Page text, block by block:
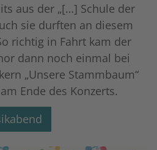
aus der „[…] Schule der
sie durften an diesem
richtig in Fahrt kam der
dann noch einmal bei
„Unsere Stammbaum“
Ende des Konzerts.